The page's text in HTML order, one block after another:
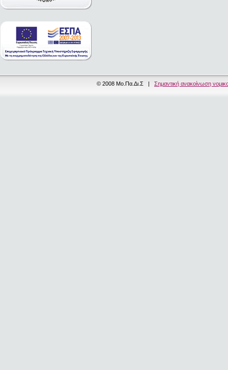
© 2008 Μο.Πα.Δι.Σ | Σημαντική ανακοίνωση